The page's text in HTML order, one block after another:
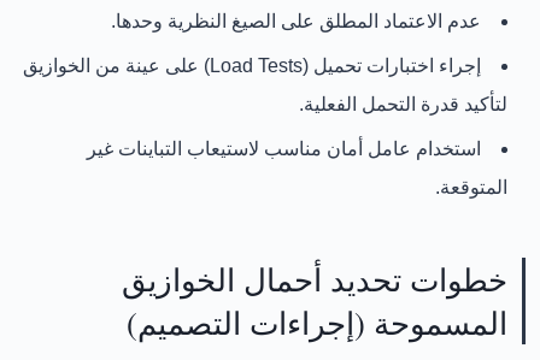
عدم الاعتماد المطلق على الصيغ النظرية وحدها.
إجراء اختبارات تحميل (Load Tests)
على عينة من الخوازيق
لتأكيد قدرة التحمل الفعلية.
استخدام عامل أمان مناسب لاستيعاب التباينات غير
المتوقعة.
خطوات تحديد أحمال الخوازيق
المسموحة (إجراءات التصميم)